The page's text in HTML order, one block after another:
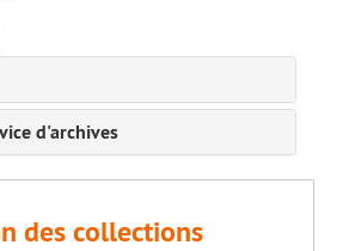
d'archives
des collections